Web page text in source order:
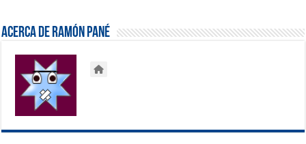
Acerca de Ramón Pané